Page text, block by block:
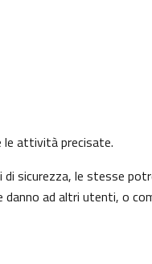
le attività precisate.
sicurezza, le stesse
ad altri utenti, o